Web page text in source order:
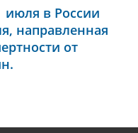
в России
направленная
от